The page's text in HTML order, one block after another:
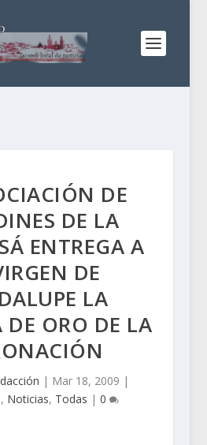
DE
DE LA
ENTREGA A
DE
LA
ORO DE LA
| Mar 18, 2009 |
, Noticias, Todas |0